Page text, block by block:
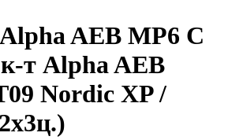
AEB MP6 C
т Alpha AEB
Nordic XP /